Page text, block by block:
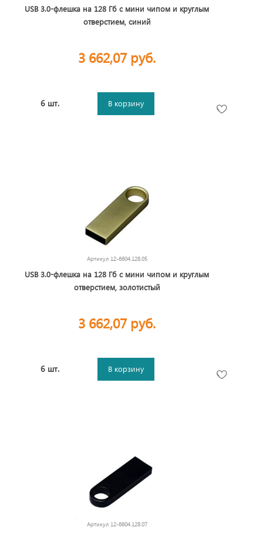
USB 3.0-флешка на 128 Гб с мини чипом и круглым
отверстием, синий
3 662,07 руб.
6 шт. В корзину
Артикул 12-6604.128.05
USB 3.0-флешка на 128 Гб с мини чипом и круглым
отверстием, золотистый
3 662,07 руб.
6 шт. В корзину
Артикул 12-6604.128.07